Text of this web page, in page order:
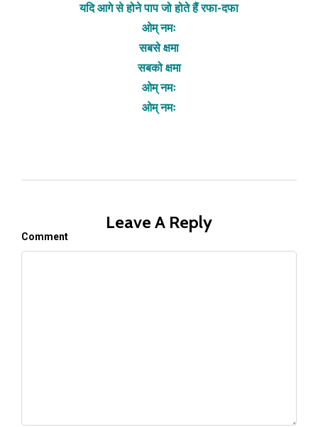
यदि आगे से होने पाप जो होते हैं रफा-दफा
ओम् नमः
सबसे क्षमा
सबको क्षमा
ओम् नमः
ओम् नमः
Leave A Reply
Comment